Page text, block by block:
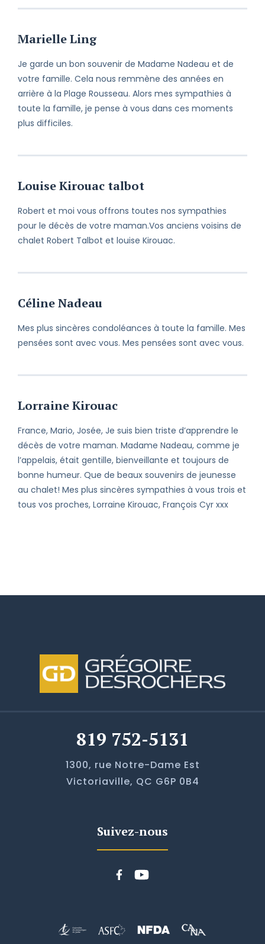
Marielle Ling
Je garde un bon souvenir de Madame Nadeau et de
votre famille. Cela nous remmène des années en
arrière à la Plage Rousseau. Alors mes sympathies à
toute la famille, je pense à vous dans ces moments
plus difficiles.
Louise Kirouac talbot
Robert et moi vous offrons toutes nos sympathies
pour le décès de votre maman.Vos anciens voisins de
chalet Robert Talbot et louise Kirouac.
Céline Nadeau
Mes plus sincères condoléances à toute la famille. Mes
pensées sont avec vous. Mes pensées sont avec vous.
Lorraine Kirouac
France, Mario, Josée, Je suis bien triste d’apprendre le
décès de votre maman. Madame Nadeau, comme je
l’appelais, était gentille, bienveillante et toujours de
bonne humeur. Que de beaux souvenirs de jeunesse
au chalet! Mes plus sincères sympathies à vous trois et
tous vos proches, Lorraine Kirouac, François Cyr xxx
819 752-5131
1300, rue Notre-Dame Est
Victoriaville, QC G6P 0B4
Suivez-nous